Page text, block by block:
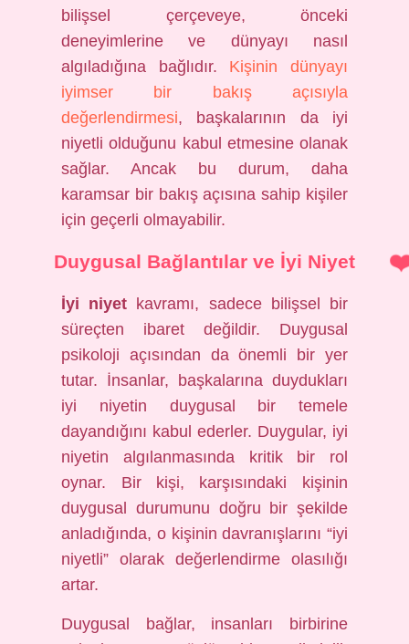
bilişsel çerçeveye, önceki
deneyimlerine ve dünyayı nasıl
algıladığına bağlıdır. Kişinin dünyayı
iyimser bir bakış açısıyla
değerlendirmesi, başkalarının da iyi
niyetli olduğunu kabul etmesine olanak
sağlar. Ancak bu durum, daha
karamsar bir bakış açısına sahip kişiler
için geçerli olmayabilir.
Duygusal Bağlantılar ve İyi Niyet
İyi niyet kavramı, sadece bilişsel bir
süreçten ibaret değildir. Duygusal
psikoloji açısından da önemli bir yer
tutar. İnsanlar, başkalarına duydukları
iyi niyetin duygusal bir temele
dayandığını kabul ederler. Duygular, iyi
niyetin algılanmasında kritik bir rol
oynar. Bir kişi, karşısındaki kişinin
duygusal durumunu doğru bir şekilde
anladığında, o kişinin davranışlarını “iyi
niyetli” olarak değerlendirme olasılığı
artar.
Duygusal bağlar, insanları birbirine